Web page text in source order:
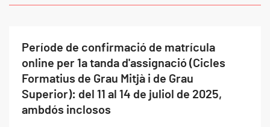
Període de confirmació de matrícula
online per 1a tanda d'assignació (Cicles
Formatius de Grau Mitjà i de Grau
Superior): del 11 al 14 de juliol de 2025,
ambdós inclosos